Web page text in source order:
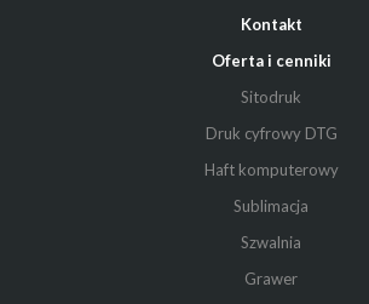
Kontakt
Oferta i cenniki
Sitodruk
Druk cyfrowy DTG
Haft komputerowy
Sublimacja
Szwalnia
Grawer